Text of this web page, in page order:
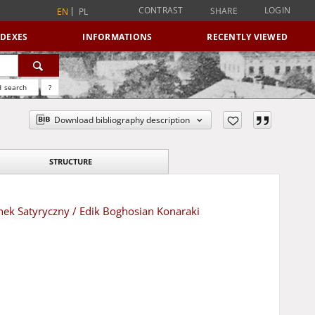
EN PL CONTRAST SHARE LOGIN
INFORMATIONS RECENTLY VIEWED
search ?
Download bibliography description
STRUCTURE
Satyryczny / Edik Boghosian Konaraki